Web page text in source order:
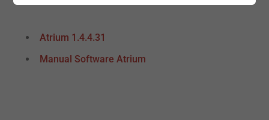
Atrium 1.4.4.31
Manual Software Atrium